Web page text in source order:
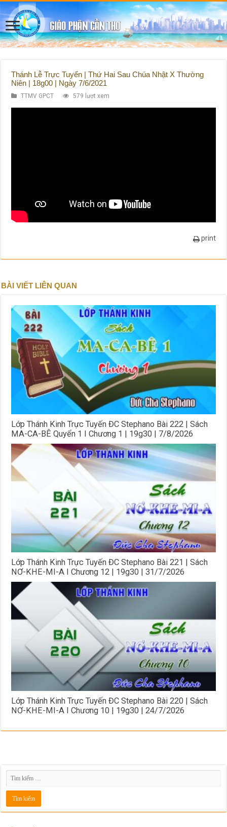
Thánh Lễ Trực Tuyến | Thứ Hai Sau Chúa Nhật X Thường
Niên | 18g00 | Ngày 7/6/2021
TTMV GPCT 579 lượt xem
print
BÀI VIẾT LIÊN QUAN
Lớp Thánh Kinh Trực Tuyến ĐC Stephano Bài 222 | Sách
MA-CA-BÊ Quyển 1 I Chương 1 | 19g30 | 7/8/2026
Lớp Thánh Kinh Trực Tuyến ĐC Stephano Bài 221 | Sách
NƠ-KHE-MI-A I Chương 12 | 19g30 | 31/7/2026
Lớp Thánh Kinh Trực Tuyến ĐC Stephano Bài 220 | Sách
NƠ-KHE-MI-A I Chương 10 | 19g30 | 24/7/2026